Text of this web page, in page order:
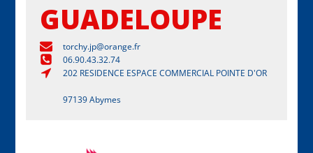
GUADELOUPE
torchy.jp@orange.fr
06.90.43.32.74
202 RESIDENCE ESPACE COMMERCIAL POINTE D'OR
97139 Abymes